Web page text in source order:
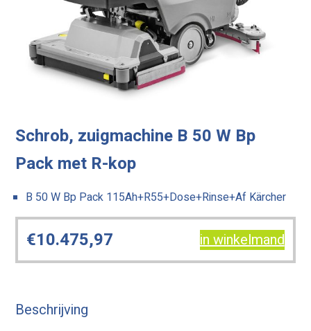
Schrob, zuigmachine B 50 W Bp
Pack met R-kop
B 50 W Bp Pack 115Ah+R55+Dose+Rinse+Af Kärcher
€10.475,97 in winkelmand
Beschrijving